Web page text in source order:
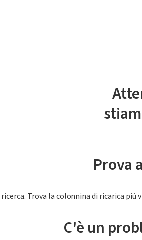
Prova
Trova la colonnina di ricarica piú
C'è un